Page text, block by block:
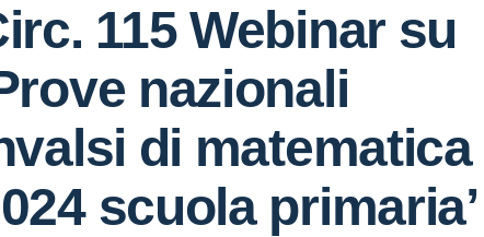
115 Webinar su
nazionali
di matematica
scuola primaria’